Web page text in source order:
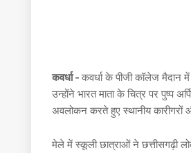
कवर्धा - कवर्धा के पीजी कॉलेज मैदान
उन्होंने भारत माता के चित्र पर पुष्प
अवलोकन करते हुए स्थानीय कारीगरों
मेले में स्कूली छात्राओं ने छत्तीसगढ़ी